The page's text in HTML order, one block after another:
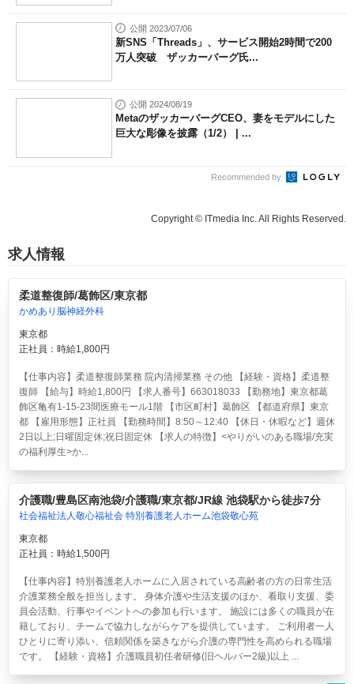
公開 2023/07/06
新SNS「Threads」、サービス開始2時間で200
万人突破 ザッカーバーグ氏...
公開 2024/08/19
MetaのザッカーバーグCEO、妻をモデルにした
巨大な彫像を披露（1/2） | ...
Recommended by
Copyright © ITmedia Inc. All Rights Reserved.
求人情報
柔道整復師/葛飾区/東京都
かめあり脳神経外科
東京都
正社員：時給1,800円
【仕事内容】柔道整復師業務 院内清掃業務 その他 【経験・資格】柔道整
復師 【給与】時給1,800円 【求人番号】663018033 【勤務地】東京都葛
飾区亀有1-15-23間医療モール1階 【市区町村】葛飾区 【都道府県】東京
都 【雇用形態】正社員 【勤務時間】8:50～12:40 【休日・休暇など】週休
2日以上;日曜固定休;祝日固定休 【求人の特徴】<やりがいのある職場/充実
の福利厚生>か...
介護職/豊島区南池袋/介護職/東京都/JR線 池袋駅から徒歩7分
社会福祉法人敬心福祉会 特別養護老人ホーム池袋敬心苑
東京都
正社員：時給1,500円
【仕事内容】特別養護老人ホームに入居されている高齢者の方の日常生活
介護業務全般を担当します。 身体介護や生活支援のほか、看取り支援、委
員会活動、行事やイベントへの参加も行います。 施設には多くの職員が在
籍しており、チームで協力しながらケアを提供しています。 ご利用者一人
ひとりに寄り添い、信頼関係を築きながら介護の専門性を高められる職場
です。 【経験・資格】介護職員初任者研修(旧ヘルパー2級)以上 ...